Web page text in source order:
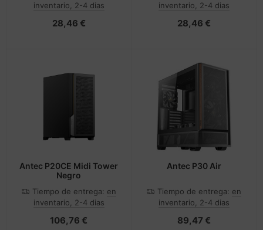
inventario, 2-4 dias
28,46 €
inventario, 2-4 dias
28,46 €
Antec P20CE Midi Tower
Negro
Tiempo de entrega: en
inventario, 2-4 dias
106,76 €
Antec P30 Air
Tiempo de entrega: en
inventario, 2-4 dias
89,47 €